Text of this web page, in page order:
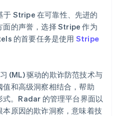
Stripe 在可靠性、先进的
面的声誉，选择 Stripe 作为
的首要任务是使用 Stripe
(ML) 驱动的欺诈防范技术与
和高级洞察相结合，帮助
。Radar 的管理平台界面以
原因的欺诈洞察，意味着技